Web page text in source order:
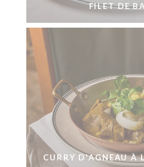
FILET DE
CURRY D'AGNEAU À